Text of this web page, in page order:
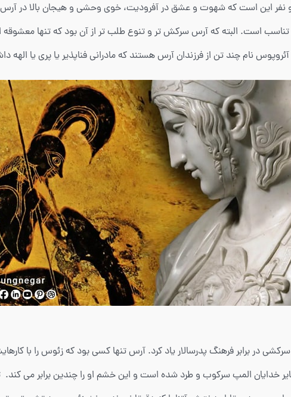
نفر این است که شهوت و عشق در آفرودیت، خوی وحشی و هیجان بالا در
تناسب است. البته که آرس سرکش تر و تنوع طلب تر از آن بود که تنها
نام چند تن از فرزندان آرس هستند که مادرانی فناپذیر یا پری یا الهه
در برابر فرهنگ پدرسالار یاد کرد. آرس تنها کسی بود که زئوس را با
خدایان المپ سرکوب و طرد شده است و این خشم او را چندین برابر می